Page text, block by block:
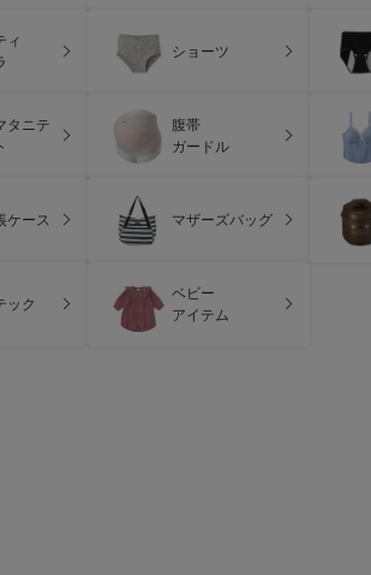
ィ
ショーツ
タニテ
腹帯
ガードル
ケース マザーズバッグ
ック
ベビー
アイテム